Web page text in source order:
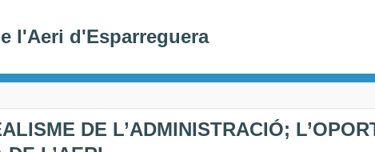
l'Aeri d'Esparreguera
DE L’ADMINISTRACIÓ;